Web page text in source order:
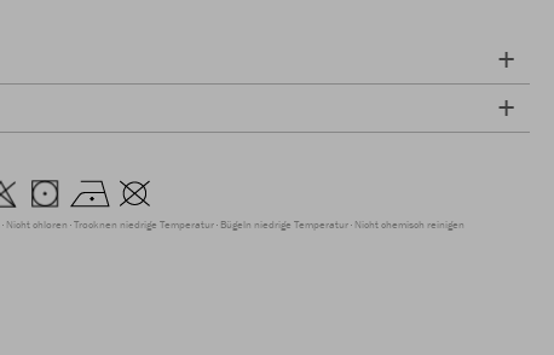
Nicht chloren Trocknen niedrige Temperatur Bügeln niedrige Temperatur Nicht chemisch reinigen